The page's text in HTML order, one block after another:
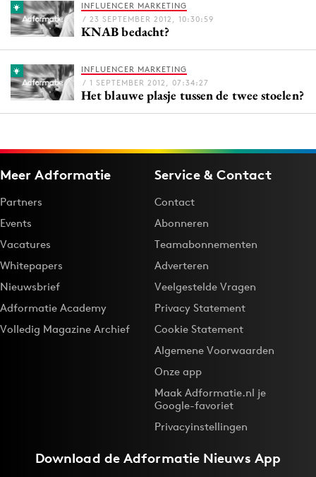
Events
Opleidingen
Academy
Partners
Artificial Intelligence
Bureaus
Campagnes
Carriere
Contentmarketing
Craft
Customer Experience
Data & Insights
Design
INFLUENCER MARKETING
/ 23 SEPTEMBER 2012, 10:30:59
KNAB bedacht?
INFLUENCER MARKETING
/ 1 SEPTEMBER 2012, 07:34:27
Het blauwe plasje tussen de twee stoelen?
Meer Adformatie
Partners
Events
Vacatures
Whitepapers
Nieuwsbrief
Adformatie Academy
Volledig Magazine Archief
Service & Contact
Contact
Abonneren
Teamabonnementen
Adverteren
Veelgestelde Vragen
Privacy Statement
Cookie Statement
Algemene Voorwaarden
Onze app
Maak Adformatie.nl je
Google-favoriet
Privacyinstellingen
Download deAdformatie Nieuws App